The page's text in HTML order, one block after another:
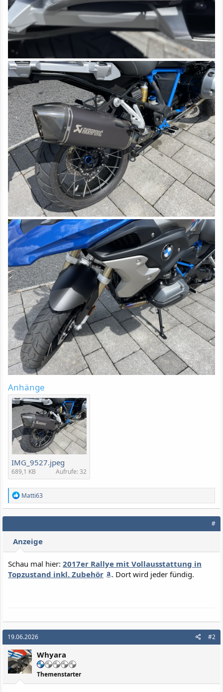
Anhänge
IMG_9527.jpeg
689,1 KB Aufrufe: 32
R
e
a
k
o
n
n
:
Matti63
#
Anzeige
Schau mal hier: 2017er Rallye mit Vollausstattung in
Topzustand inkl. Zubehör
. Dort wird jeder fündig.
19.06.2026 #2
Whyara
Themenstarter